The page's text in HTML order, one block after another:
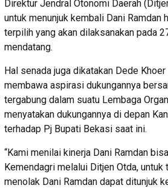
Direktur Jendral Otonomi Daerah
untuk menunjuk kembali Dani Ramdan
terpilih yang akan dilaksanakan pada
mendatang.
Hal senada juga dikatakan Dede
membawa aspirasi dukungannya
tergabung dalam suatu Lembaga
menyatakan dukungannya di depan
terhadap Pj Bupati Bekasi saat ini.
“Kami menilai kinerja Dani Ramdan
Kemendagri melalui Ditjen Otda, untuk
menolak Dani Ramdan dapat ditunjuk